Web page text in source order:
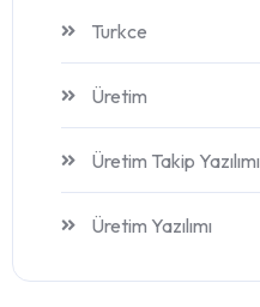
Turkce
Üretim
Üretim Takip Yazılımı
Üretim Yazılımı